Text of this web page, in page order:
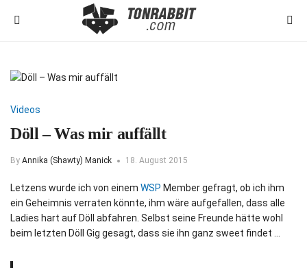
Videos
Döll – Was mir auffällt
By Annika (Shawty) Manick 18. August 2015
Letzens wurde ich von einem WSP Member gefragt, ob ich ihm
ein Geheimnis verraten könnte, ihm wäre aufgefallen, dass alle
Ladies hart auf Döll abfahren. Selbst seine Freunde hätte wohl
beim letzten Döll Gig gesagt, dass sie ihn ganz sweet findet …